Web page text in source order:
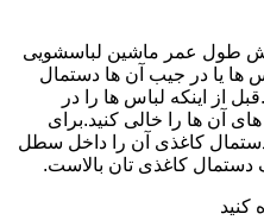
طول عمر ماشین لباسشویی
یا در جیب آن ها دستمال
از اینکه لباس ها را در
آن ها را خالی کنید.برای
دستمال کاغذی آن را داخل سطل
دستمال کاغذی تان بالاست.
کنید